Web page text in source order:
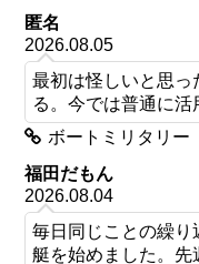
匿名
2026.08.05
最初は怪しいと思っ
る。今では普通に活
ボートミリタリー
福田だもん
2026.08.04
毎日同じことの繰り
艇を始めました。先